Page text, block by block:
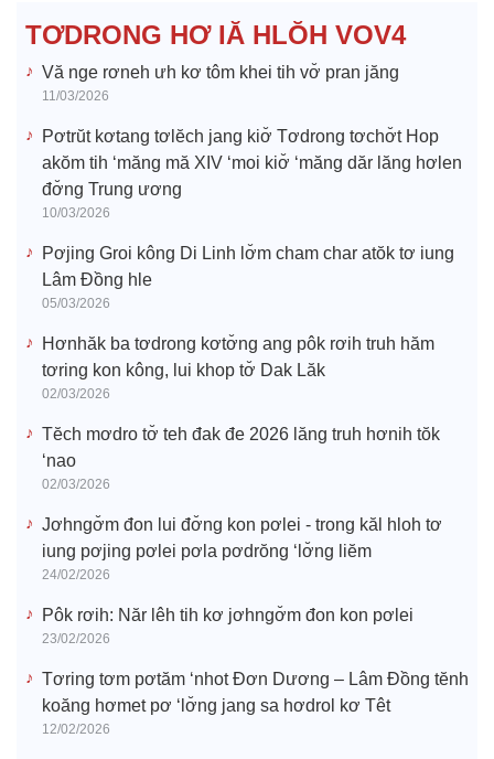
e
o
TƠDRONG HƠ IĂ HLŎH VOV4
Vă nge rơneh ưh kơ tôm khei tih vơ̆ pran jăng
11/03/2026
Pơtrŭt kơtang tơlĕch jang kiơ̆ Tơdrong tơchơ̆t Hop
akŏm tih ‘măng mă XIV ‘moi kiơ̆ ‘măng dăr lăng hơlen
đơ̆ng Trung ương
10/03/2026
Pơjing Groi kông Di Linh lơ̆m cham char atŏk tơ iung
Lâm Đồng hle
05/03/2026
Hơnhăk ba tơdrong kơtơ̆ng ang pôk rơih truh hăm
tơring kon kông, lui khop tơ̆ Dak Lăk
02/03/2026
Tĕch mơdro tơ̆ teh đak đe 2026 lăng truh hơnih tŏk
‘nao
02/03/2026
Jơhngơ̆m đon lui đơ̆ng kon pơlei - trong kăl hloh tơ
iung pơjing pơlei pơla pơdrŏng ‘lơ̆ng liĕm
24/02/2026
Pôk rơih: Năr lêh tih kơ jơhngơ̆m đon kon pơlei
23/02/2026
Tơring tơm pơtăm ‘nhot Đơn Dương – Lâm Đồng tĕnh
koăng hơmet pơ ‘lơ̆ng jang sa hơdrol kơ Têt
12/02/2026